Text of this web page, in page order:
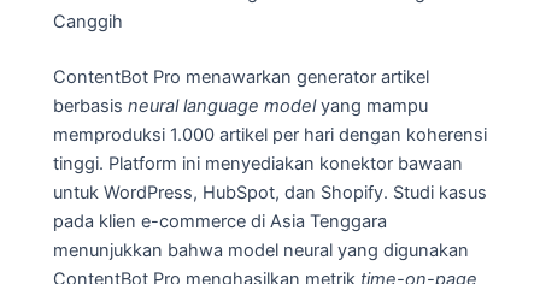
Canggih
ContentBot Pro menawarkan generator artikel
berbasis neural language modelyang mampu
memproduksi 1.000 artikel per hari dengan koherensi
tinggi. Platform ini menyediakan konektor bawaan
untuk WordPress, HubSpot, dan Shopify. Studi kasus
pada klien e-commerce di Asia Tenggara
menunjukkan bahwa model neural yang digunakan
ContentBot Pro menghasilkan metrik time-on-page